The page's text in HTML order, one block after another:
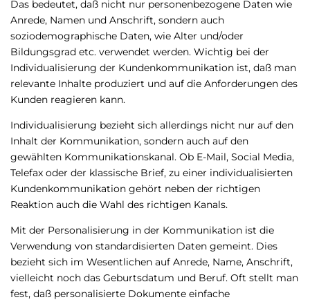
Das bedeutet, daß nicht nur personenbezogene Daten wie
Anrede, Namen und Anschrift, sondern auch
soziodemographische Daten, wie Alter und/oder
Bildungsgrad etc. verwendet werden. Wichtig bei der
Individualisierung der Kundenkommunikation ist, daß man
relevante Inhalte produziert und auf die Anforderungen des
Kunden reagieren kann.
Individualisierung bezieht sich allerdings nicht nur auf den
Inhalt der Kommunikation, sondern auch auf den
gewählten Kommunikationskanal. Ob E-Mail, Social Media,
Telefax oder der klassische Brief, zu einer individualisierten
Kundenkommunikation gehört neben der richtigen
Reaktion auch die Wahl des richtigen Kanals.
Mit der Personalisierung in der Kommunikation ist die
Verwendung von standardisierten Daten gemeint. Dies
bezieht sich im Wesentlichen auf Anrede, Name, Anschrift,
vielleicht noch das Geburtsdatum und Beruf. Oft stellt man
fest, daß personalisierte Dokumente einfache